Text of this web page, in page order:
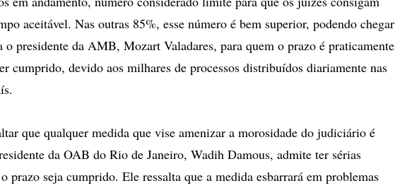
aceitável. Nas outras 85%, esse número é bem superior, podendo chegar
presidente da AMB, Mozart Valadares, para quem o prazo é praticamente
cumprido, devido aos milhares de processos distribuídos diariamente nas
que qualquer medida que vise amenizar a morosidade do judiciário é
da OAB do Rio de Janeiro, Wadih Damous, admite ter sérias
prazo seja cumprido. Ele ressalta que a medida esbarrará em problemas